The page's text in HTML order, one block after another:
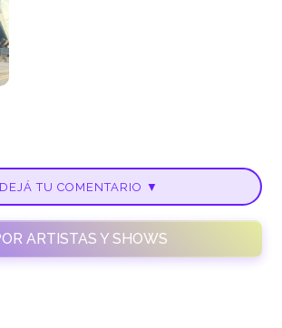
DEJÁ TU COMENTARIO ▼
ARTISTAS Y SHOWS